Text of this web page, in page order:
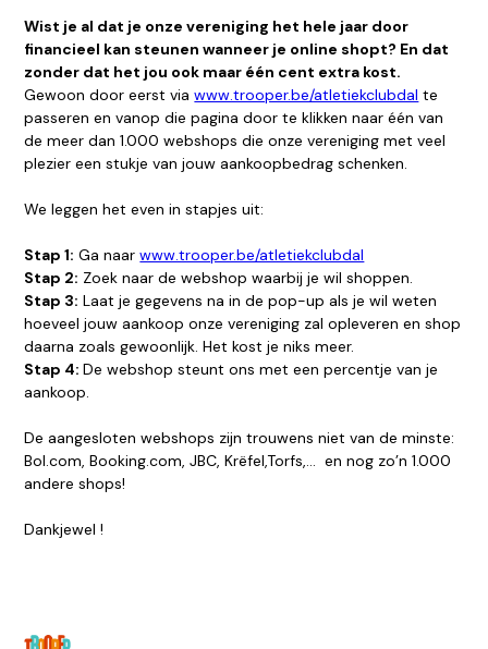
Wist je al dat je onze vereniging het hele jaar door
financieel kan steunen wanneer je online shopt? En dat
zonder dat het jou ook maar één cent extra kost.
Gewoon door eerst viawww.trooper.be/atletiekclubdal te
passeren en vanop die pagina door te klikken naar één van
de meer dan 1.000 webshops die onze vereniging met veel
plezier een stukje van jouw aankoopbedrag schenken.
We leggen het even in stapjes uit:
Stap 1: Ga naarwww.trooper.be/atletiekclubdal
Stap 2: Zoek naar de webshop waarbij je wil shoppen.
Stap 3: Laat je gegevens na in de pop-up als je wil weten
hoeveel jouw aankoop onze vereniging zal opleveren en shop
daarna zoals gewoonlijk. Het kost je niks meer.
Stap 4:De webshop steunt ons met een percentje van je
aankoop.
De aangesloten webshops zijn trouwens niet van de minste:
Bol.com, Booking.com, JBC, Krëfel,Torfs,… en nog zo’n 1.000
andere shops!
Dankjewel !